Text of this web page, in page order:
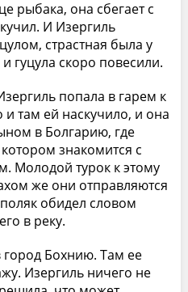
рыбака, она сбегает с
И Изергиль
страстная была у
гуцула скоро повесили.
попала в гарем к
и там ей наскучило, и она
в Болгарию, где
знакомится с
Молодой турок к этому
же они отправляются
обидел словом
в реку.
город Бохнию. Там ее
Изергиль ничего не